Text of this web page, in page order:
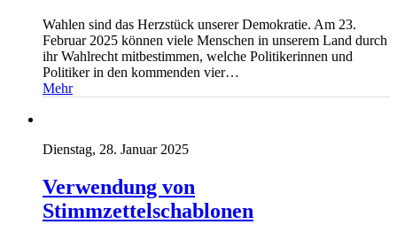
Wahlen sind das Herzstück unserer Demokratie. Am 23.
Februar 2025 können viele Menschen in unserem Land durch
ihr Wahlrecht mitbestimmen, welche Politikerinnen und
Politiker in den kommenden vier…
Mehr
Dienstag, 28. Januar 2025
Verwendung von
Stimmzettelschablonen